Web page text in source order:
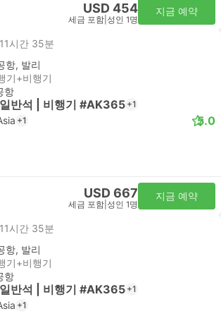
USD 454
세금 포함 성인 1명
지금 예약
11시간 35분
항, 발리
기+비행기
항
일반석 | 비행기 #AK365 +1
+1 5.0
USD 667
세금 포함 성인 1명
지금 예약
11시간 35분
항, 발리
기+비행기
항
일반석 | 비행기 #AK365 +1
+1